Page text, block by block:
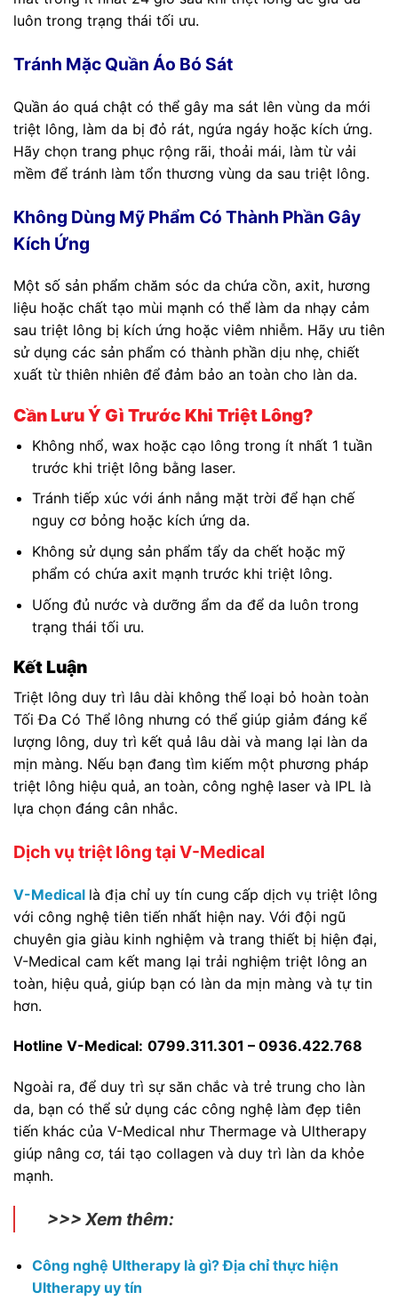
luôn trong trạng thái tối ưu.
Tránh Mặc Quần Áo Bó Sát
Quần áo quá chật có thể gây ma sát lên vùng da mới
triệt lông, làm da bị đỏ rát, ngứa ngáy hoặc kích ứng.
Hãy chọn trang phục rộng rãi, thoải mái, làm từ vải
mềm để tránh làm tổn thương vùng da sau triệt lông.
Không Dùng Mỹ Phẩm Có Thành Phần Gây
Kích Ứng
Một số sản phẩm chăm sóc da chứa cồn, axit, hương
liệu hoặc chất tạo mùi mạnh có thể làm da nhạy cảm
sau triệt lông bị kích ứng hoặc viêm nhiễm. Hãy ưu tiên
sử dụng các sản phẩm có thành phần dịu nhẹ, chiết
xuất từ thiên nhiên để đảm bảo an toàn cho làn da.
Cần Lưu Ý Gì Trước Khi Triệt Lông?
Không nhổ, wax hoặc cạo lông trong ít nhất 1 tuần
trước khi triệt lông bằng laser.
Tránh tiếp xúc với ánh nắng mặt trời để hạn chế
nguy cơ bỏng hoặc kích ứng da.
Không sử dụng sản phẩm tẩy da chết hoặc mỹ
phẩm có chứa axit mạnh trước khi triệt lông.
Uống đủ nước và dưỡng ẩm da để da luôn trong
trạng thái tối ưu.
Kết Luận
Triệt lông duy trì lâu dài không thể loại bỏ hoàn toàn
Tối Đa Có Thể lông nhưng có thể giúp giảm đáng kể
lượng lông, duy trì kết quả lâu dài và mang lại làn da
mịn màng. Nếu bạn đang tìm kiếm một phương pháp
triệt lông hiệu quả, an toàn, công nghệ laser và IPL là
lựa chọn đáng cân nhắc.
Dịch vụ triệt lông tại V-Medical
V-Medical là địa chỉ uy tín cung cấp dịch vụ triệt lông
với công nghệ tiên tiến nhất hiện nay. Với đội ngũ
chuyên gia giàu kinh nghiệm và trang thiết bị hiện đại,
V-Medical cam kết mang lại trải nghiệm triệt lông an
toàn, hiệu quả, giúp bạn có làn da mịn màng và tự tin
hơn.
Hotline V-Medical: 0799.311.301 – 0936.422.768
Ngoài ra, để duy trì sự săn chắc và trẻ trung cho làn
da, bạn có thể sử dụng các công nghệ làm đẹp tiên
tiến khác của V-Medical như Thermage và Ultherapy
giúp nâng cơ, tái tạo collagen và duy trì làn da khỏe
mạnh.
>>> Xem thêm:
Công nghệ Ultherapy là gì? Địa chỉ thực hiện
Ultherapy uy tín